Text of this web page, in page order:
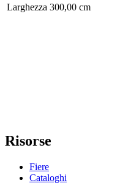
Larghezza 300,00 cm
Risorse
Fiere
Cataloghi